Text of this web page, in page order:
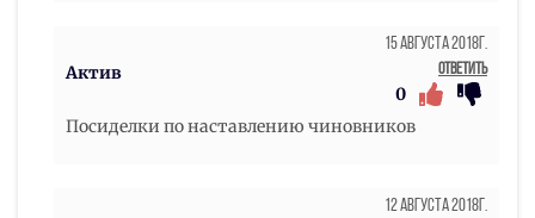
Актив
15 Августа 2018г.
Ответить
0
Посиделки по наставлению чиновников
12 Августа 2018г.